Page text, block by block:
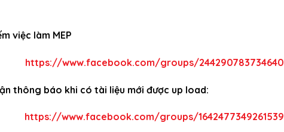
việc làm MEP
https://www.facebook.com/groups/244290783734640
thông báo khi có tài liệu mới được up load:
https://www.facebook.com/groups/1642477349261539